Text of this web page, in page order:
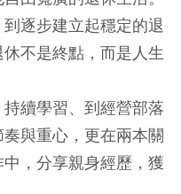
逐步建立起穩定的退
不是終點，而是人生
續學習、到經營部落
與重心，更在兩本關
，分享親身經歷，獲